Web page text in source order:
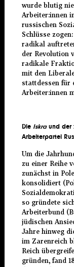
wurde blutig
Arbeiter:innen
russischen
Schlüsse
radikal
der Revolution
radikale
mit den
stattdessen für
Arbeiter:innen
Die Iskraund der
Arbeiterpartei
Um die
zu einer Reihe
zunächst in
konsolidiert
so gründete
Arbeiterbund
jüdischen
Jahre hinweg
im Zarenreich
Reich
gründen, fand